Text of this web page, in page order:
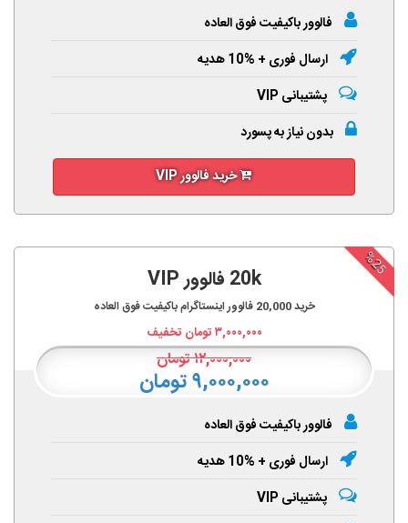
فالوور باکیفیت فوق العاده
ارسال فوری + %10 هدیه
پشتیبانی VIP
بدون نیاز به پسورد
خرید فالوور VIP
%25
20k فالوور VIP
خرید20,000 فالوور اینستاگرام باکیفیت فوق العاده
۳,۰۰۰,۰۰۰تومان تخفیف
۱۲,۰۰۰,۰۰۰تومان
۹,۰۰۰,۰۰۰ تومان
فالوور باکیفیت فوق العاده
ارسال فوری + %10 هدیه
پشتیبانی VIP